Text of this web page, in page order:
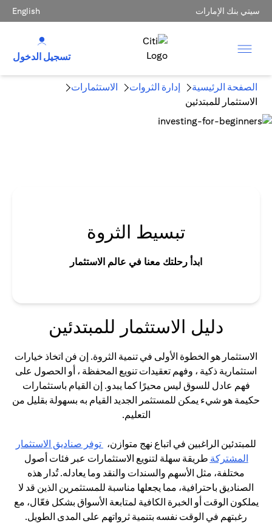
سيتي بنك الإمارات English
تسجيل الدخول
الصفحة الرئيسية إدارة الثروات
الاستثمارات
الاستثمار للمبتدئين
تبسيط الثروة
ابدأ رحلتك معنا في عالم الاستثمار
دليل الاستثمار للمبتدئين
الاستثمار هو الخطوة الأولى في تنمية الثروة. إن فن اتخاذ خيارات
استثمارية ذكية ، وفهم تعقيدات تنويع المحفظة ، أو الحصول على
فهم عادل للسوق ليس محيرًا كما يبدو. إن القيام باستثمارات
حكيمة هو شيء يمكن للمستثمر الجديد القيام به بسهولة بقليل من
التعليم.
للمبتدئين الراغبين في اتباع نهج متوازن، توفر صناديق الاستثمار
المشتركة opens in a new tab
طريقة سهلة لتنويع الاستثمارات عبر فئات أصول
مختلفة، مثل الأسهم والسندات والنقد وما يعادله. تُدار هذه
الصناديق باحترافية، مما يجعلها مناسبة للمستثمرين الذين قد لا
يملكون الوقت أو الخبرة الكافية لمتابعة الأسواق بشكل فعّال، مع
رغبتهم في الوقت نفسه بتنمية ثرواتهم على المدى الطويل.